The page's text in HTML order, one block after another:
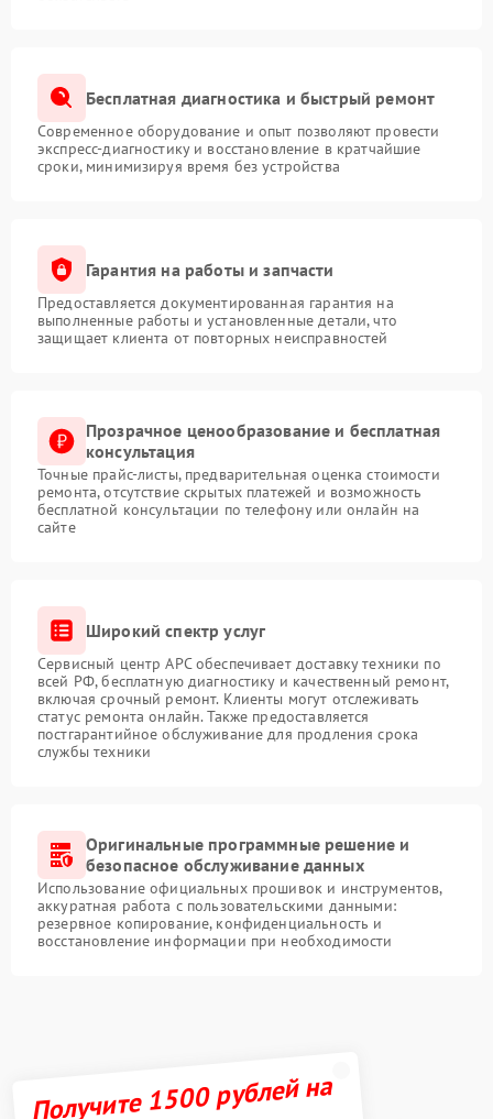
Бесплатная диагностика и быстрый ремонт
Современное оборудование и опыт позволяют провести
экспресс-диагностику и восстановление в кратчайшие
сроки, минимизируя время без устройства
Гарантия на работы и запчасти
Предоставляется документированная гарантия на
выполненные работы и установленные детали, что
защищает клиента от повторных неисправностей
Прозрачное ценообразование и бесплатная
консультация
Точные прайс-листы, предварительная оценка стоимости
ремонта, отсутствие скрытых платежей и возможность
бесплатной консультации по телефону или онлайн на
сайте
Широкий спектр услуг
Сервисный центр APC обеспечивает доставку техники по
всей РФ, бесплатную диагностику и качественный ремонт,
включая срочный ремонт. Клиенты могут отслеживать
статус ремонта онлайн. Также предоставляется
постгарантийное обслуживание для продления срока
службы техники
Оригинальные программные решение и
безопасное обслуживание данных
Использование официальных прошивок и инструментов,
аккуратная работа с пользовательскими данными:
резервное копирование, конфиденциальность и
восстановление информации при необходимости
Получите 1500 рублей на